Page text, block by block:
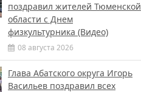
поздравил жителей Тюменской
области с Днем
физкультурника (Видео)
08 августа 2026
Глава Абатского округа Игорь
Васильев поздравил всех